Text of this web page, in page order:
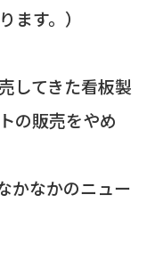
ます。）
してきた看板製
の販売をやめ
かなかのニュー